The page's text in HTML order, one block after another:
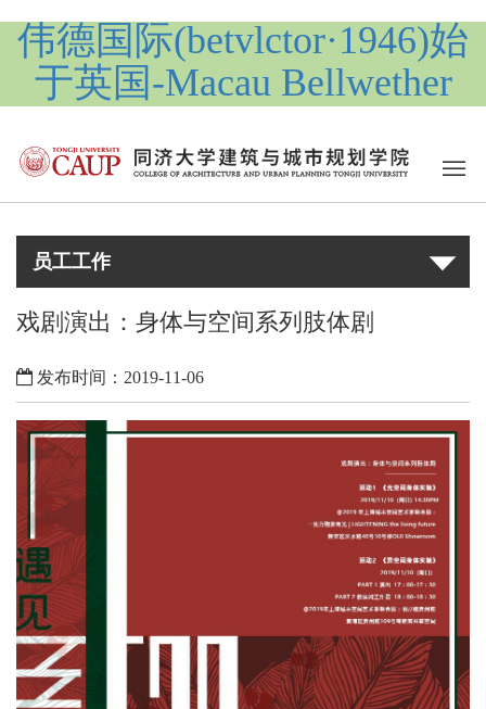
伟德国际(betvlctor·1946)始
于英国-Macau Bellwether
员工工作
戏剧演出：身体与空间系列肢体剧
发布时间：2019-11-06